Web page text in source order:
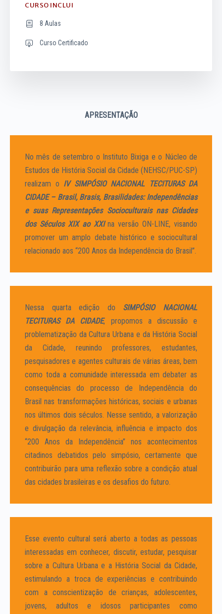
APRESENTAÇÃO
No mês de setembro o Instituto Bixiga e o Núcleo de
Estudos de História Social da Cidade (NEHSC/PUC-SP)
realizam o IV SIMPÓSIO NACIONAL TECITURAS DA
CIDADE – Brasil, Brasis, Brasilidades: Independências
e suas Representações Socioculturais nas Cidades
dos Séculos XIX ao XXIna versão ON-LINE, visando
promover um amplo debate histórico e sociocultural
relacionado aos “200 Anos da Independência do Brasil”.
Nessa quarta edição do SIMPÓSIO NACIONAL
TECITURAS DA CIDADE, propomos a discussão e
problematização da Cultura Urbana e da História Social
da Cidade, reunindo professores, estudantes,
pesquisadores e agentes culturais de várias áreas, bem
como toda a comunidade interessada em debater as
consequências do processo de Independência do
Brasil nas transformações históricas, sociais e urbanas
nos últimos dois séculos. Nesse sentido, a valorização
e divulgação da relevância, influência e impacto dos
“200 Anos da Independência” nos acontecimentos
citadinos debatidos pelo simpósio, certamente que
contribuirão para uma reflexão sobre a condição atual
das cidades brasileiras e os desafios do futuro.
Esse evento cultural será aberto a todas as pessoas
interessadas em conhecer, discutir, estudar, pesquisar
sobre a Cultura Urbana e a História Social da Cidade,
estimulando a troca de experiências e contribuindo
com a conscientização de crianças, adolescentes,
jovens, adultos e idosos participantes como
CURSO INCLUI
8 Aulas
Curso Certificado